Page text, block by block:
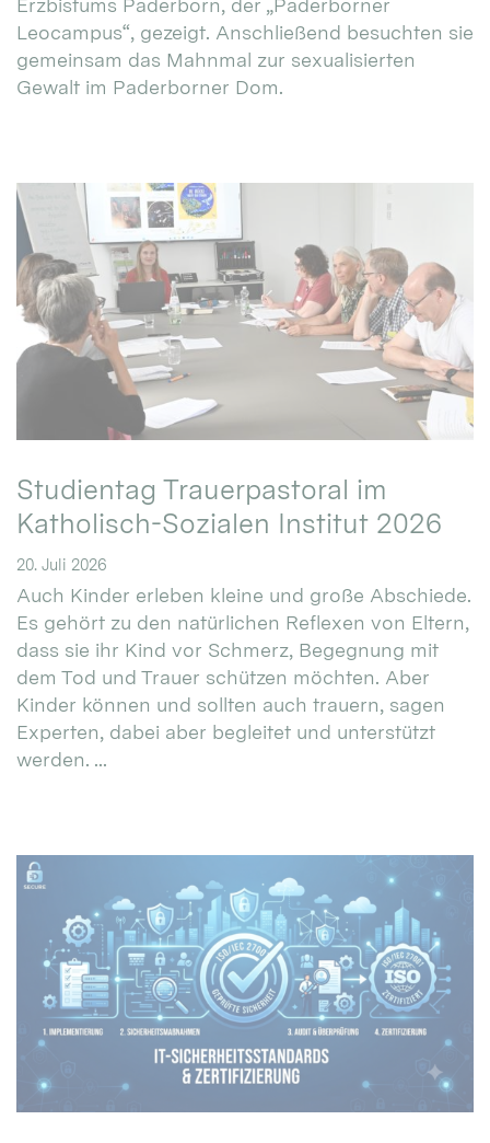
Erzbistums Paderborn, der „Paderborner
Leocampus“, gezeigt. Anschließend besuchten sie
gemeinsam das Mahnmal zur sexualisierten
Gewalt im Paderborner Dom.
Studientag Trauerpastoral im
Katholisch-Sozialen Institut 2026
20. Juli 2026
Auch Kinder erleben kleine und große Abschiede.
Es gehört zu den natürlichen Reflexen von Eltern,
dass sie ihr Kind vor Schmerz, Begegnung mit
dem Tod und Trauer schützen möchten. Aber
Kinder können und sollten auch trauern, sagen
Experten, dabei aber begleitet und unterstützt
werden. ...